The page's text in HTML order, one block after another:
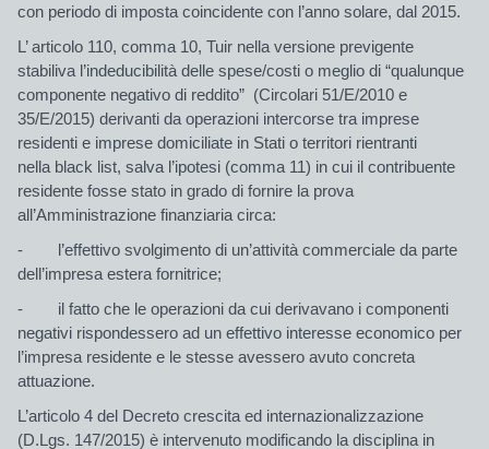
con periodo di imposta coincidente con l’anno solare, dal 2015.
L’ articolo 110, comma 10, Tuir nella versione previgente
stabiliva l’indeducibilità delle spese/costi o meglio di “qualunque
componente negativo di reddito” (Circolari 51/E/2010 e
35/E/2015) derivanti da operazioni intercorse tra imprese
residenti e imprese domiciliate in Stati o territori rientranti
nella black list, salva l’ipotesi (comma 11) in cui il contribuente
residente fosse stato in grado di fornire la prova
all’Amministrazione finanziaria circa:
- l’effettivo svolgimento di un’attività commerciale da parte
dell’impresa estera fornitrice;
- il fatto che le operazioni da cui derivavano i componenti
negativi rispondessero ad un effettivo interesse economico per
l’impresa residente e le stesse avessero avuto concreta
attuazione.
L’articolo 4 del Decreto crescita ed internazionalizzazione
(D.Lgs. 147/2015) è intervenuto modificando la disciplina in